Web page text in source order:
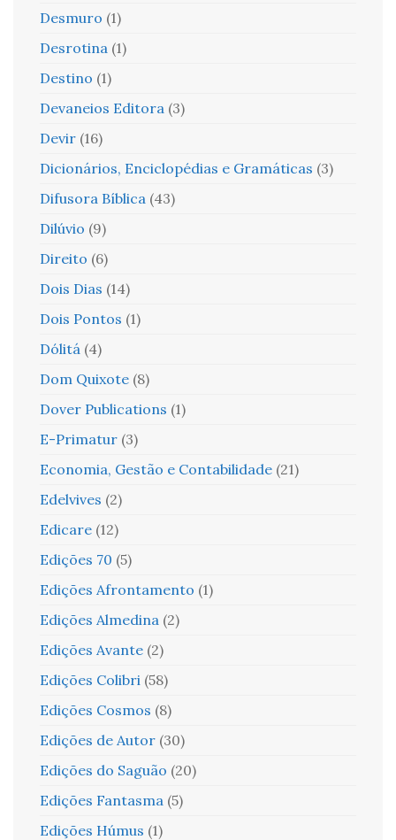
Desmuro (1)
Desrotina (1)
Destino (1)
Devaneios Editora (3)
Devir (16)
Dicionários, Enciclopédias e Gramáticas (3)
Difusora Bíblica (43)
Dilúvio (9)
Direito (6)
Dois Dias (14)
Dois Pontos (1)
Dólitá (4)
Dom Quixote (8)
Dover Publications (1)
E-Primatur (3)
Economia, Gestão e Contabilidade (21)
Edelvives (2)
Edicare (12)
Edições 70 (5)
Edições Afrontamento (1)
Edições Almedina (2)
Edições Avante (2)
Edições Colibri (58)
Edições Cosmos (8)
Edições de Autor (30)
Edições do Saguão (20)
Edições Fantasma (5)
Edições Húmus (1)